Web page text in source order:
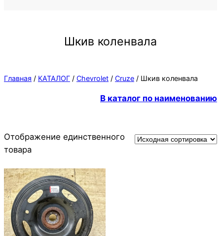
Шкив коленвала
Главная / КАТАЛОГ / Chevrolet / Cruze / Шкив коленвала
В каталог по наименованию
Отображение единственного
товара